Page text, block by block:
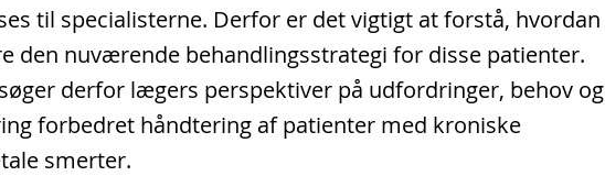
til specialisterne. Derfor er det vigtigt at forstå, hvordan
den nuværende behandlingsstrategi for disse patienter.
derfor lægers perspektiver på udfordringer, behov og
forbedret håndtering af patienter med kroniske
smerter.